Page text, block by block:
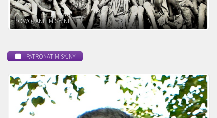
BEATYFIKACJA
PATRONAT MISYJNY